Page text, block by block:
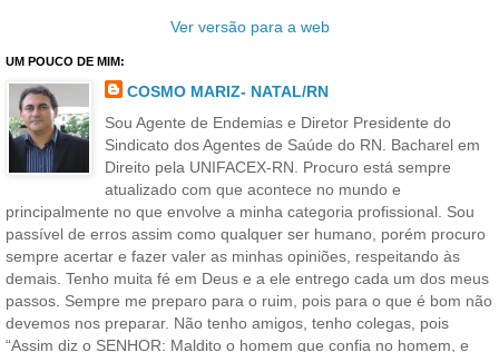
Ver versão para a web
UM POUCO DE MIM:
COSMO MARIZ- NATAL/RN
Sou Agente de Endemias e Diretor Presidente do
Sindicato dos Agentes de Saúde do RN. Bacharel em
Direito pela UNIFACEX-RN. Procuro está sempre
atualizado com que acontece no mundo e
principalmente no que envolve a minha categoria profissional. Sou
passível de erros assim como qualquer ser humano, porém procuro
sempre acertar e fazer valer as minhas opiniões, respeitando às
demais. Tenho muita fé em Deus e a ele entrego cada um dos meus
passos. Sempre me preparo para o ruim, pois para o que é bom não
devemos nos preparar. Não tenho amigos, tenho colegas, pois
“Assim diz o SENHOR: Maldito o homem que confia no homem, e